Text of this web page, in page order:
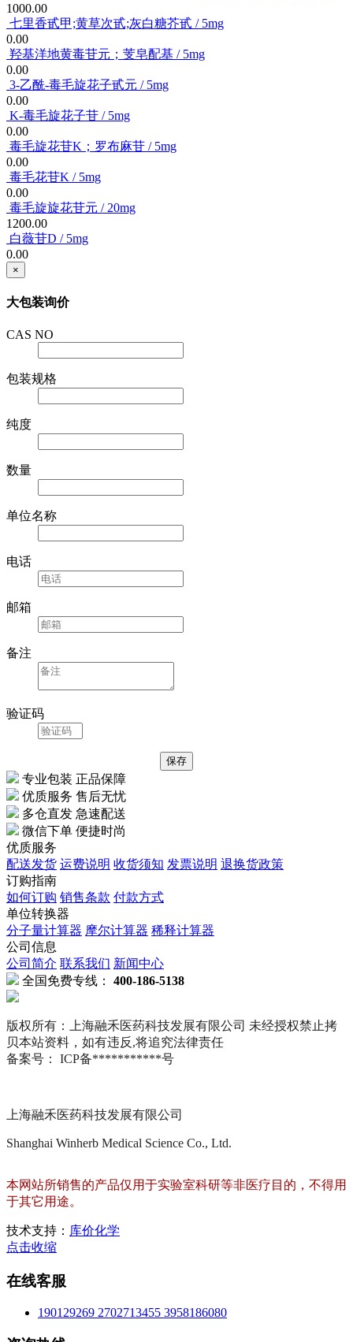
1000.00
七里香甙甲;黄草次甙;灰白糖芥甙 / 5mg
0.00
羟基洋地黄毒苷元；芰皂配基 / 5mg
0.00
3-乙酰-毒毛旋花子甙元 / 5mg
0.00
K-毒毛旋花子苷 / 5mg
0.00
毒毛旋花苷K；罗布麻苷 / 5mg
0.00
毒毛花苷K / 5mg
0.00
毒毛旋旋花苷元 / 20mg
1200.00
白薇苷D / 5mg
0.00
×
大包装询价
CAS NO
包装规格
纯度
数量
单位名称
电话
邮箱
备注
验证码
专业包装 正品保障
优质服务 售后无忧
多仓直发 急速配送
微信下单 便捷时尚
优质服务
配送发货 运费说明 收货须知 发票说明 退换货政策
订购指南
如何订购 销售条款 付款方式
单位转换器
分子量计算器 摩尔计算器 稀释计算器
公司信息
公司简介 联系我们 新闻中心
全国免费专线： 400-186-5138
版权所有：上海融禾医药科技发展有限公司 未经授权禁止拷
贝本站资料，如有违反,将追究法律责任
备案号： ICP备***********号
上海融禾医药科技发展有限公司
Shanghai Winherb Medical Science Co., Ltd.
本网站所销售的产品仅用于实验室科研等非医疗目的，不得用
于其它用途。
技术支持： 库价化学
点击收缩
在线客服
190129269 2702713455 3958186080